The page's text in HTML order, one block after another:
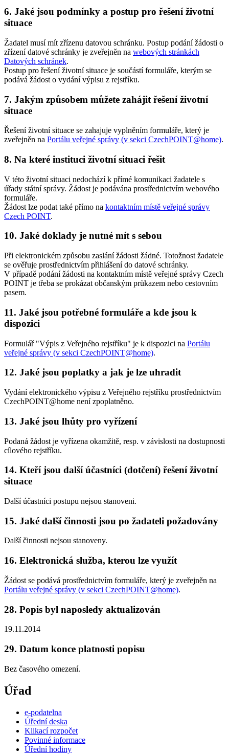
6. Jaké jsou podmínky a postup pro řešení životní
situace
Žadatel musí mít zřízenu datovou schránku. Postup podání žádosti o
zřízení datové schránky je zveřejněn na webových stránkách
Datových schránek.
Postup pro řešení životní situace je součástí formuláře, kterým se
podává žádost o vydání výpisu z rejstříku.
7. Jakým způsobem můžete zahájit řešení životní
situace
Řešení životní situace se zahajuje vyplněním formuláře, který je
zveřejněn na Portálu veřejné správy (v sekci CzechPOINT@home).
8. Na které instituci životní situaci řešit
V této životní situaci nedochází k přímé komunikaci žadatele s
úřady státní správy. Žádost je podávána prostřednictvím webového
formuláře.
Žádost lze podat také přímo na kontaktním místě veřejné správy
Czech POINT.
10. Jaké doklady je nutné mít s sebou
Při elektronickém způsobu zaslání žádosti žádné. Totožnost žadatele
se ověřuje prostřednictvím přihlášení do datové schránky.
V případě podání žádosti na kontaktním místě veřejné správy Czech
POINT je třeba se prokázat občanským průkazem nebo cestovním
pasem.
11. Jaké jsou potřebné formuláře a kde jsou k
dispozici
Formulář "Výpis z Veřejného rejstříku" je k dispozici na Portálu
veřejné správy (v sekci CzechPOINT@home).
12. Jaké jsou poplatky a jak je lze uhradit
Vydání elektronického výpisu z Veřejného rejstříku prostřednictvím
CzechPOINT@home není zpoplatněno.
13. Jaké jsou lhůty pro vyřízení
Podaná žádost je vyřízena okamžitě, resp. v závislosti na dostupnosti
cílového rejstříku.
14. Kteří jsou další účastníci (dotčení) řešení životní
situace
Další účastníci postupu nejsou stanoveni.
15. Jaké další činnosti jsou po žadateli požadovány
Další činnosti nejsou stanoveny.
16. Elektronická služba, kterou lze využít
Žádost se podává prostřednictvím formuláře, který je zveřejněn na
Portálu veřejné správy (v sekci CzechPOINT@home).
28. Popis byl naposledy aktualizován
19.11.2014
29. Datum konce platnosti popisu
Bez časového omezení.
Úřad
e-podatelna
Úřední deska
Klikací rozpočet
Povinné informace
Úřední hodiny